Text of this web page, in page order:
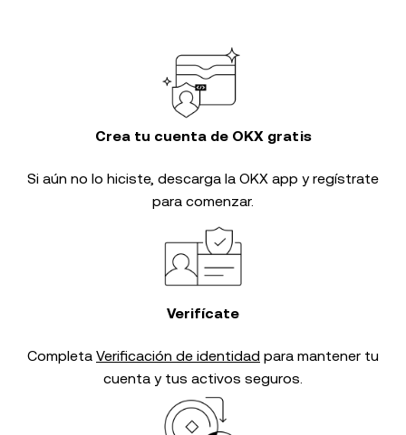
Crea tu cuenta de OKX gratis
Si aún no lo hiciste, descarga la OKX app y regístrate
para comenzar.
Verifícate
Completa Verificación de identidad para mantener tu
cuenta y tus activos seguros.